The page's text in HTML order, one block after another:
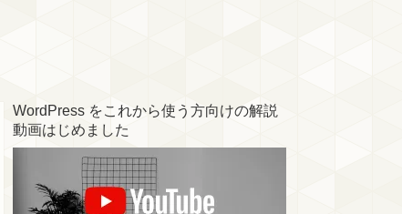
WordPress をこれから使う方向けの解説
動画はじめました